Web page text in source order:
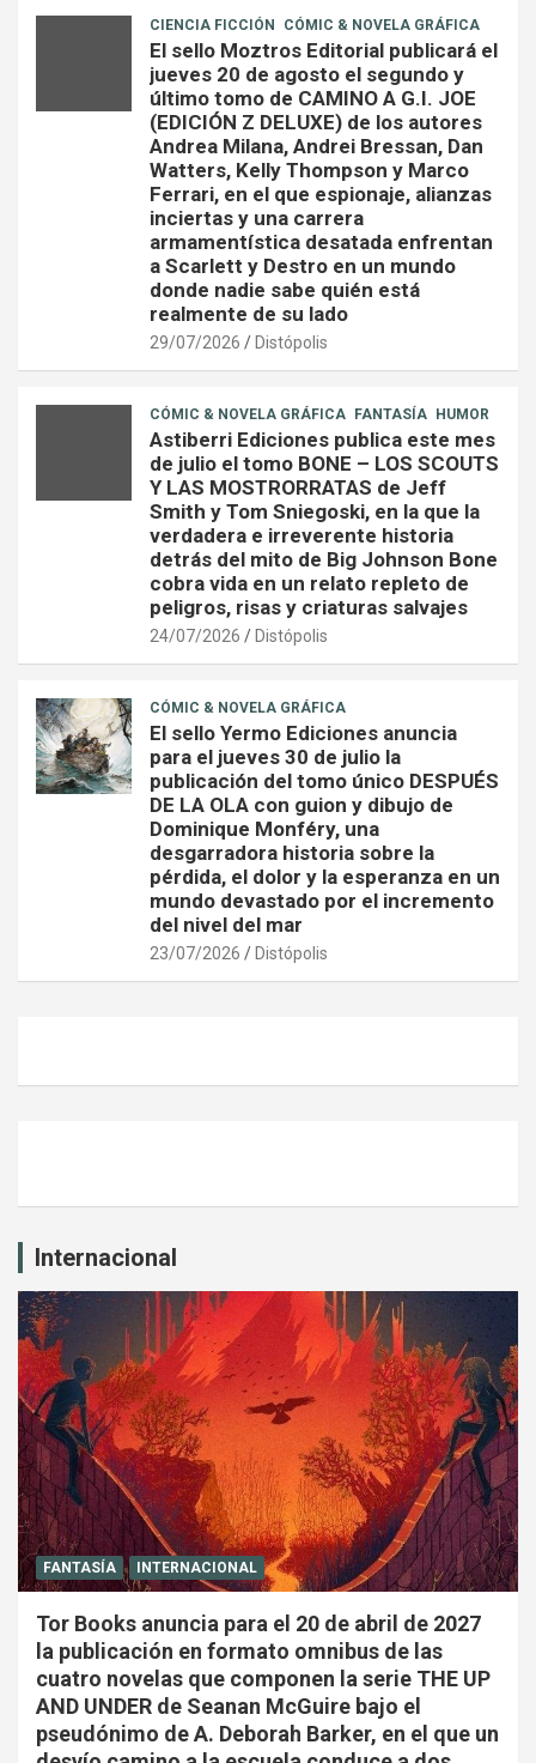
CIENCIA FICCIÓN CÓMIC & NOVELA GRÁFICA
El sello Moztros Editorial publicará el
jueves 20 de agosto el segundo y
último tomo de CAMINO A G.I. JOE
(EDICIÓN Z DELUXE) de los autores
Andrea Milana, Andrei Bressan, Dan
Watters, Kelly Thompson y Marco
Ferrari, en el que espionaje, alianzas
inciertas y una carrera
armamentística desatada enfrentan
a Scarlett y Destro en un mundo
donde nadie sabe quién está
realmente de su lado
29/07/2026 Distópolis
CÓMIC & NOVELA GRÁFICA FANTASÍA HUMOR
Astiberri Ediciones publica este mes
de julio el tomo BONE – LOS SCOUTS
Y LAS MOSTRORRATAS de Jeff
Smith y Tom Sniegoski, en la que la
verdadera e irreverente historia
detrás del mito de Big Johnson Bone
cobra vida en un relato repleto de
peligros, risas y criaturas salvajes
24/07/2026 Distópolis
CÓMIC & NOVELA GRÁFICA
El sello Yermo Ediciones anuncia
para el jueves 30 de julio la
publicación del tomo único DESPUÉS
DE LA OLA con guion y dibujo de
Dominique Monféry, una
desgarradora historia sobre la
pérdida, el dolor y la esperanza en un
mundo devastado por el incremento
del nivel del mar
23/07/2026 Distópolis
Internacional
FANTASÍA INTERNACIONAL
Tor Books anuncia para el 20 de abril de 2027
la publicación en formato omnibus de las
cuatro novelas que componen la serie THE UP
AND UNDER de Seanan McGuire bajo el
pseudónimo de A. Deborah Barker, en el que un